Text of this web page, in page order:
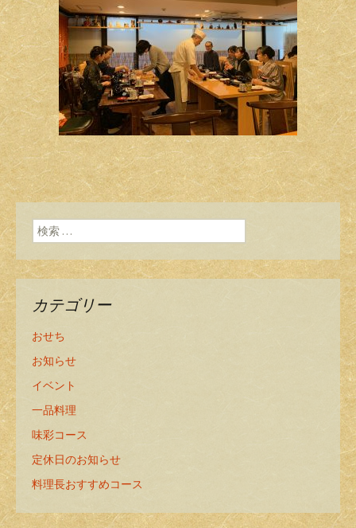
検索:
カテゴリー
おせち
お知らせ
イベント
一品料理
味彩コース
定休日のお知らせ
料理長おすすめコース